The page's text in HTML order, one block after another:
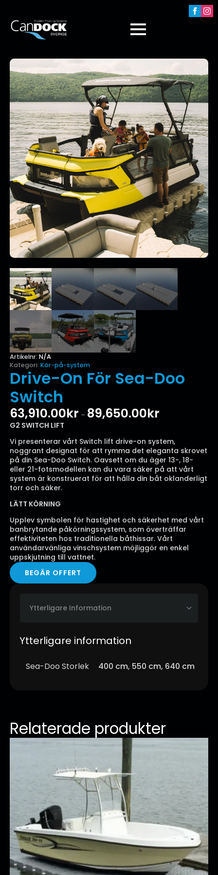
Artikelnr: N/A
Kategori: Kör-på-system
Drive-On För Sea-Doo
Switch
63,910.00kr – 89,650.00kr
89,650.00kr
G2 SWITCH LIFT
Vi presenterar vårt Switch lift drive-on system,
noggrant designat för att rymma det eleganta skrovet
på din Sea-Doo Switch. Oavsett om du äger 13-, 18-
eller 21-fotsmodellen kan du vara säker på att vårt
system är konstruerat för att hålla din båt oklanderligt
torr och säker.
LÄTT KÖRNING
Upplev symbolen för hastighet och säkerhet med vårt
banbrytande påkörningssystem, som överträffar
effektiviteten hos traditionella båthissar. Vårt
användarvänliga vinschsystem möjliggör en enkel
uppskjutning till vattnet.
BEGÄR OFFERT
Ytterligare information
Sea-Doo Storlek 400 cm, 550 cm, 640 cm
Relaterade produkter